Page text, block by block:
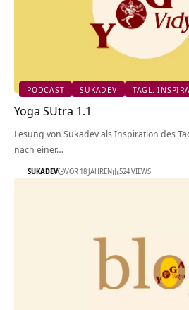
PODCAST SUKADEV TÄGL.
Yoga SUtra 1.1
Lesung von Sukadev als Inspiration des
nach einer…
SUKADEV VOR 18 JAHREN 524 VIEWS